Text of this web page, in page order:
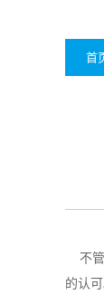
首
不管
的认